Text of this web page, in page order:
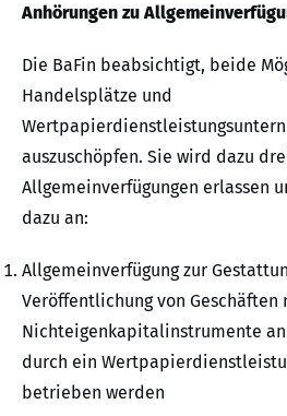
Anhörungen zu
Die BaFin beabsichtigt, beide
Handelsplätze und
auszuschöpfen. Sie wird dazu
Allgemeinverfügungen erlassen
dazu an:
Allgemeinverfügung zur
Veröffentlichung von Geschäften
Nichteigenkapitalinstrumente
durch ein
betrieben werden